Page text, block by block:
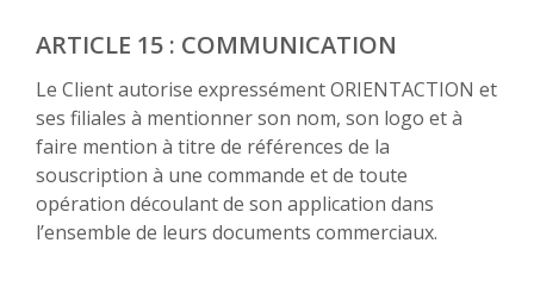
ARTICLE 15 : COMMUNICATION
Le Client autorise expressément ORIENTACTION et
ses filiales à mentionner son nom, son logo et à
faire mention à titre de références de la
souscription à une commande et de toute
opération découlant de son application dans
l’ensemble de leurs documents commerciaux.